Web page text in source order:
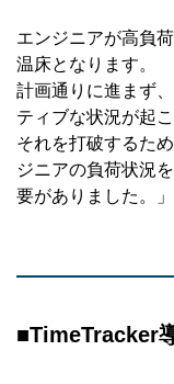
エンジニアが高負
温床となります。
計画通りに進まず
ティブな状況が起
それを打破するた
ジニアの負荷状況
要がありました。」
■TimeTracker